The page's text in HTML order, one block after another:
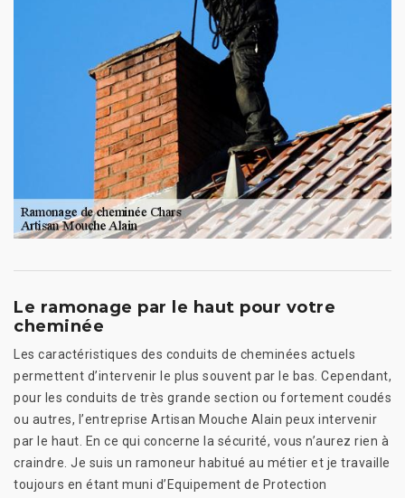
Le ramonage par le haut pour votre
cheminée
Les caractéristiques des conduits de cheminées actuels
permettent d’intervenir le plus souvent par le bas. Cependant,
pour les conduits de très grande section ou fortement coudés
ou autres, l’entreprise Artisan Mouche Alain peux intervenir
par le haut. En ce qui concerne la sécurité, vous n’aurez rien à
craindre. Je suis un ramoneur habitué au métier et je travaille
toujours en étant muni d’Equipement de Protection